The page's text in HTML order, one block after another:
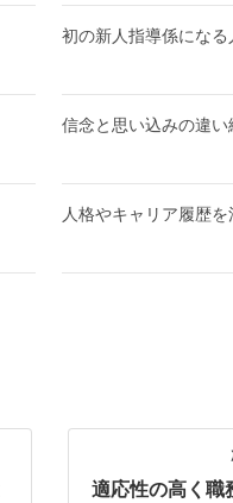
初の新人指導係になる
信念と思い込みの違い
人格やキャリア履歴
適応性の高く職